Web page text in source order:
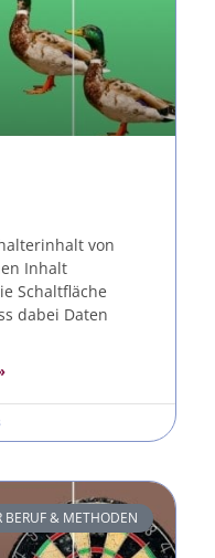
von
Inhalt
Schaltfläche
dabei Daten
BERUF & METHODEN